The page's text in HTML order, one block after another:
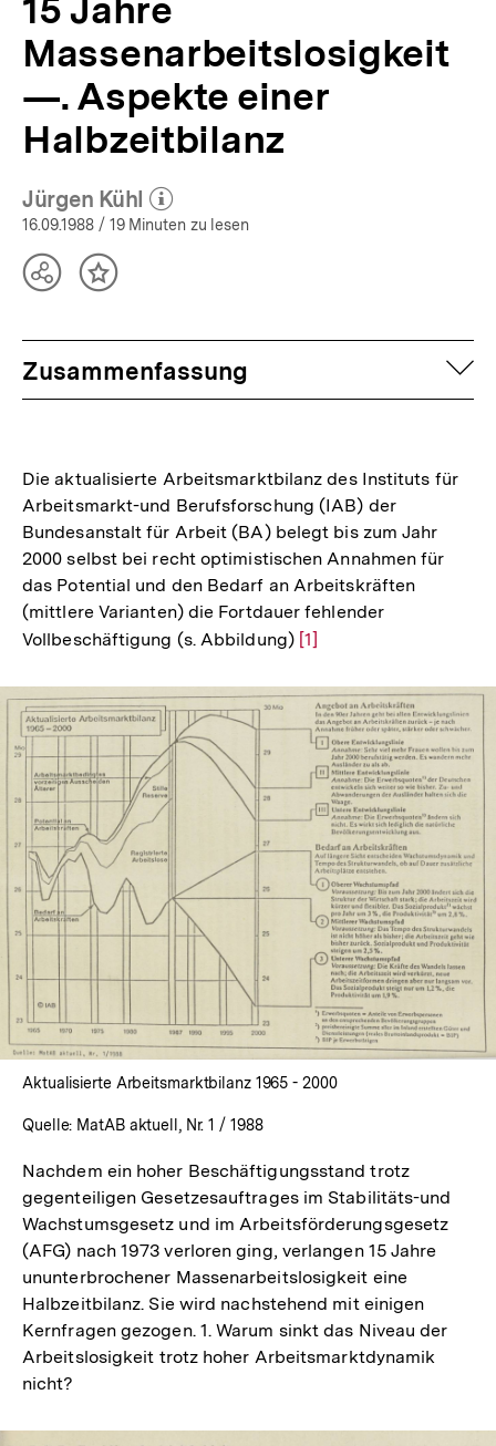
15 Jahre
Massenarbeitslosigkeit
—. Aspekte einer
Halbzeitbilanz
Jürgen Kühl
(Mehr zum Autor)
öffnen
16.09.1988 / 19 Minuten zu lesen
TeilenInhalt
Zusammenfassung
Die aktualisierte Arbeitsmarktbilanz des Instituts für
Arbeitsmarkt-und Berufsforschung (IAB) der
Bundesanstalt für Arbeit (BA) belegt bis zum Jahr
2000 selbst bei recht optimistischen Annahmen für
das Potential und den Bedarf an Arbeitskräften
(mittlere Varianten) die Fortdauer fehlender
Vollbeschäftigung (s. Abbildung) Zur
der
Fußnote
[1]
In
Lightbox
Aktualisierte Arbeitsmarktbilanz 1965 - 2000
Quelle: MatAB aktuell, Nr. 1 / 1988
Nachdem ein hoher Beschäftigungsstand trotz
gegenteiligen Gesetzesauftrages im Stabilitäts-und
Wachstumsgesetz und im Arbeitsförderungsgesetz
(AFG) nach 1973 verloren ging, verlangen 15 Jahre
ununterbrochener Massenarbeitslosigkeit eine
Halbzeitbilanz. Sie wird nachstehend mit einigen
Kernfragen gezogen. 1. Warum sinkt das Niveau der
Arbeitslosigkeit trotz hoher Arbeitsmarktdynamik
nicht?